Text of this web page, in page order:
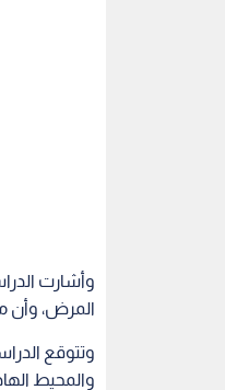
وأشارت
المرض، وأن
وتتوقع
والمحيط